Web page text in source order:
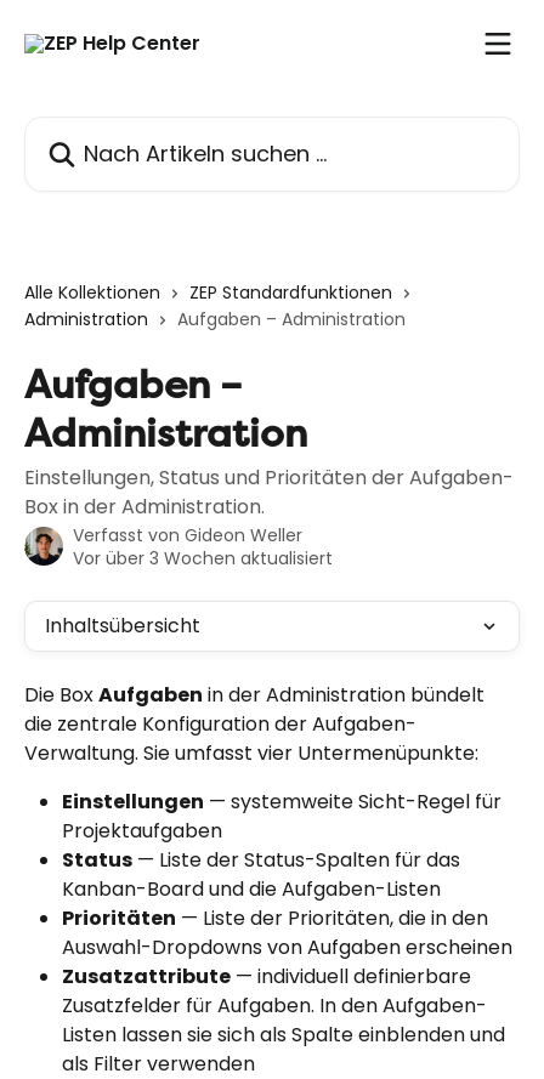
Alle Kollektionen
ZEP Standardfunktionen
Administration
Aufgaben – Administration
Aufgaben –
Administration
Einstellungen, Status und Prioritäten der Aufgaben-
Box in der Administration.
Verfasst von Gideon Weller
Vor über 3 Wochen aktualisiert
Inhaltsübersicht
Die Box Aufgaben in der Administration bündelt
die zentrale Konfiguration der Aufgaben-
Verwaltung. Sie umfasst vier Untermenüpunkte:
Einstellungen — systemweite Sicht-Regel für
Projektaufgaben
Status — Liste der Status-Spalten für das
Kanban-Board und die Aufgaben-Listen
Prioritäten — Liste der Prioritäten, die in den
Auswahl-Dropdowns von Aufgaben erscheinen
Zusatzattribute — individuell definierbare
Zusatzfelder für Aufgaben. In den Aufgaben-
Listen lassen sie sich als Spalte einblenden und
als Filter verwenden